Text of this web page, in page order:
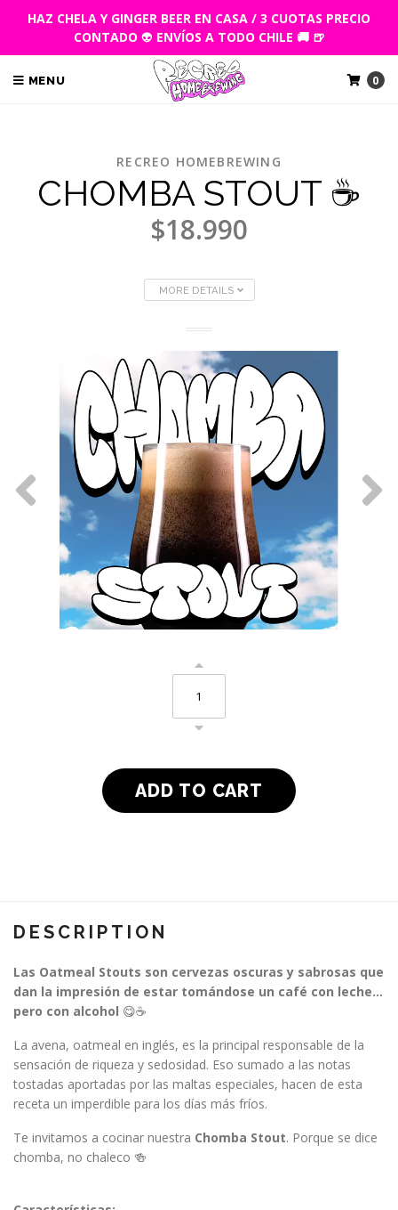
HAZ CHELA Y GINGER BEER EN CASA / 3 CUOTAS PRECIO
CONTADO 👽 ENVÍOS A TODO CHILE 🚚 🍺
MENU 0
RECREO HOMEBREWING
CHOMBA STOUT ☕
$18.990
MORE DETAILS
DESCRIPTION
Las Oatmeal Stouts son cervezas oscuras y sabrosas que
dan la impresión de estar tomándose un café con leche...
pero con alcohol 😋☕
La avena, oatmeal en inglés, es la principal responsable de la
sensación de riqueza y sedosidad. Eso sumado a las notas
tostadas aportadas por las maltas especiales, hacen de esta
receta un imperdible para los días más fríos.
Te invitamos a cocinar nuestra Chomba Stout. Porque se dice
chomba, no chaleco 🍻